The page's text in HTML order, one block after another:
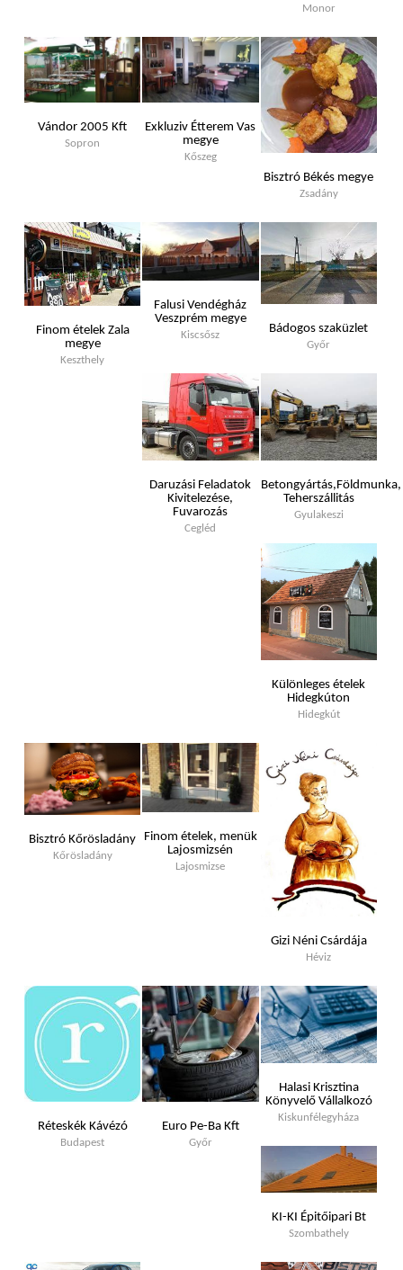
Monor
Vándor 2005 Kft
Sopron
Exkluziv Étterem Vas
megye
Kőszeg
Bisztró Békés megye
Zsadány
Finom ételek Zala
megye
Keszthely
Falusi Vendégház
Veszprém megye
Kiscsősz Bádogos szaküzlet
Győr
Daruzási Feladatok
Kivitelezése,
Fuvarozás
Cegléd
Betongyártás,Földmunka,
Teherszállitás
Gyulakeszi
Különleges ételek
Hidegkúton
Hidegkút
Bisztró Kőrösladány
Kőrösladány
Finom ételek, menük
Lajosmizsén
Lajosmizse
Gizi Néni Csárdája
Héviz
Réteskék Kávézó
Budapest
Euro Pe-Ba Kft
Győr
Halasi Krisztina
Könyvelő Vállalkozó
Kiskunfélegyháza
KI-KI Épitőipari Bt
Szombathely